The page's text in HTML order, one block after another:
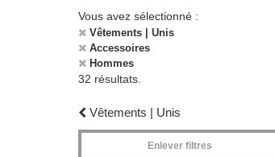
Vous avez sélectionné :
Vêtements | Unis
Accessoires
Hommes
32 résultats.
Vêtements | Unis
Enlever filtres